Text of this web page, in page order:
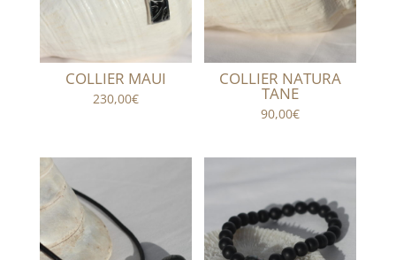
COLLIER MAUI
230,00€
COLLIER NATURA
TANE
90,00€